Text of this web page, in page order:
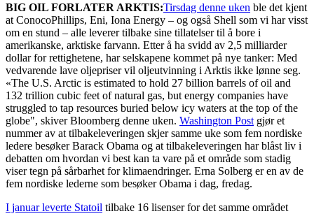
BIG OIL FORLATER ARKTIS:Tirsdag denne uken ble det kjent
at ConocoPhillips, Eni, Iona Energy – og også Shell som vi har visst
om en stund – alle leverer tilbake sine tillatelser til å bore i
amerikanske, arktiske farvann. Etter å ha svidd av 2,5 milliarder
dollar for rettighetene, har selskapene kommet på nye tanker: Med
vedvarende lave oljepriser vil oljeutvinning i Arktis ikke lønne seg.
«The U.S. Arctic is estimated to hold 27 billion barrels of oil and
132 trillion cubic feet of natural gas, but energy companies have
struggled to tap resources buried below icy waters at the top of the
globe", skiver Bloomberg denne uken. Washington Post gjør et
nummer av at tilbakeleveringen skjer samme uke som fem nordiske
ledere besøker Barack Obama og at tilbakeleveringen har blåst liv i
debatten om hvordan vi best kan ta vare på et område som stadig
viser tegn på sårbarhet for klimaendringer. Erna Solberg er en av de
fem nordiske lederne som besøker Obama i dag, fredag.
I januar leverte Statoil tilbake 16 lisenser for det samme området